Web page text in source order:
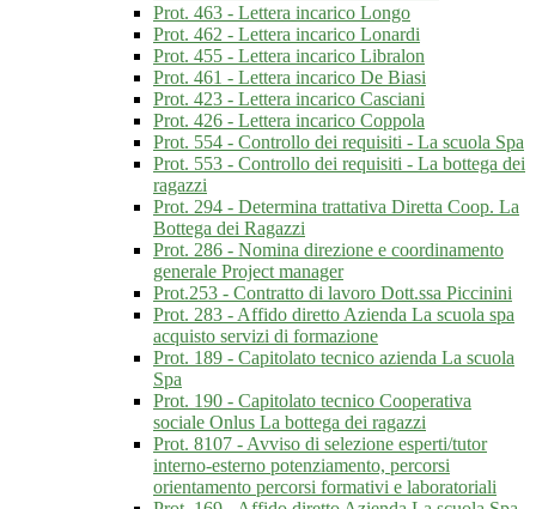
Prot. 463 - Lettera incarico Longo
Prot. 462 - Lettera incarico Lonardi
Prot. 455 - Lettera incarico Libralon
Prot. 461 - Lettera incarico De Biasi
Prot. 423 - Lettera incarico Casciani
Prot. 426 - Lettera incarico Coppola
Prot. 554 - Controllo dei requisiti - La scuola Spa
Prot. 553 - Controllo dei requisiti - La bottega dei
ragazzi
Prot. 294 - Determina trattativa Diretta Coop. La
Bottega dei Ragazzi
Prot. 286 - Nomina direzione e coordinamento
generale Project manager
Prot.253 - Contratto di lavoro Dott.ssa Piccinini
Prot. 283 - Affido diretto Azienda La scuola spa
acquisto servizi di formazione
Prot. 189 - Capitolato tecnico azienda La scuola
Spa
Prot. 190 - Capitolato tecnico Cooperativa
sociale Onlus La bottega dei ragazzi
Prot. 8107 - Avviso di selezione esperti/tutor
interno-esterno potenziamento, percorsi
orientamento percorsi formativi e laboratoriali